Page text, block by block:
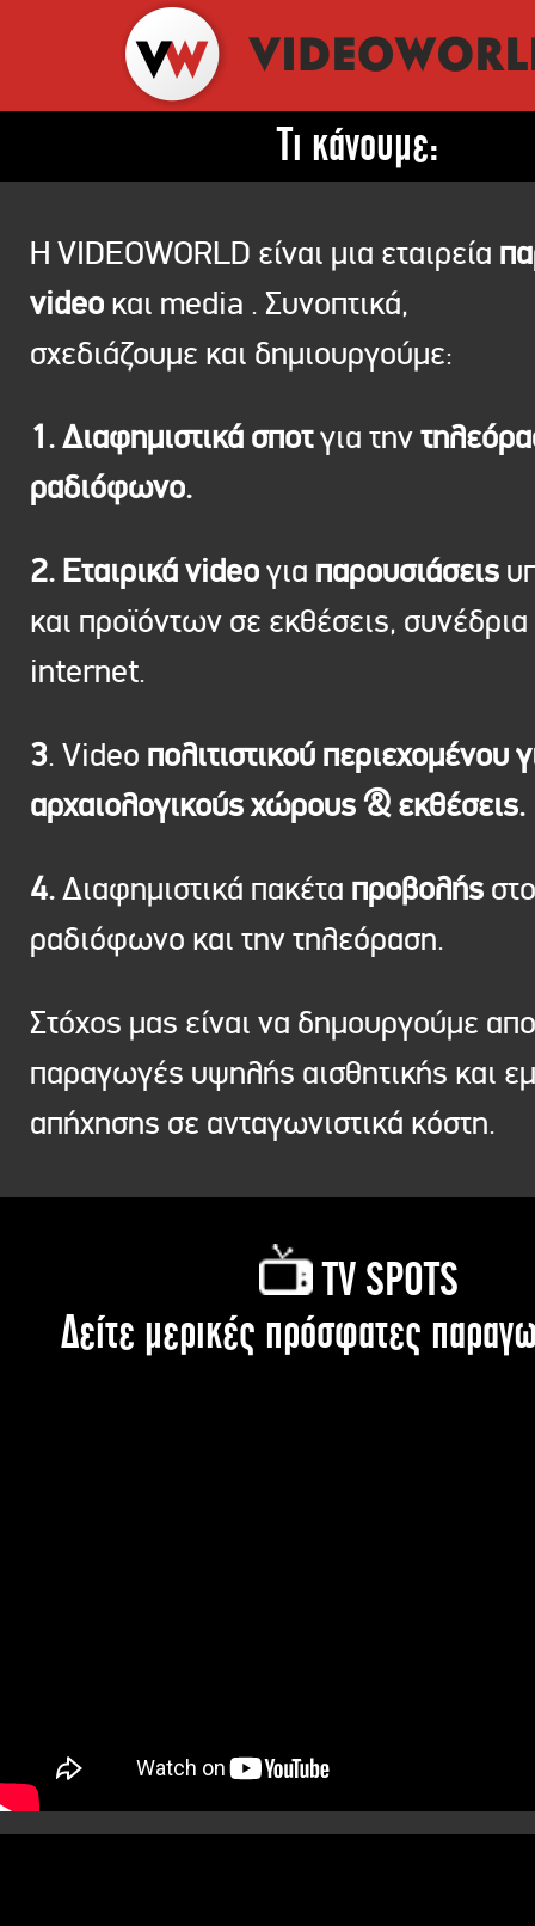
Τι κάνουμε:
Η VIDEOWORLD είναι μια εταιρεία
video και media . Συνοπτικά,
σχεδιάζουμε και δημιουργούμε:
1. Διαφημιστικά σποτγια την
ραδιόφωνο.
2. Εταιρικά videoγια παρουσιάσεις
και προϊόντων σε εκθέσεις, συνέδρια
internet.
3. Video πολιτιστικού περιεχομένου
αρχαιολογικούς χώρους & εκθέσεις.
4.Διαφημιστικά πακέτα προβολής στο
ραδιόφωνο και την τηλεόραση.
Στόχος μας είναι να δημουργούμε
παραγωγές υψηλής αισθητικής και
απήχησης σε ανταγωνιστικά κόστη.
TV SPOTS
Δείτε μερικές πρόσφατες